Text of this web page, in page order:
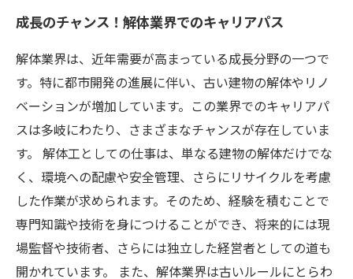
成長のチャンス！解体業界でのキャリアパス
解体業界は、近年需要が高まっている成長分野の一つで
す。特に都市開発の進展に伴い、古い建物の解体やリノ
ベーションが増加しています。この業界でのキャリアパ
スは多岐にわたり、さまざまなチャンスが存在していま
す。 解体工としての仕事は、単なる建物の解体だけでな
く、環境への配慮や安全管理、さらにリサイクルを考慮
した作業が求められます。そのため、経験を積むことで
専門知識や技術を身につけることができ、将来的には現
場監督や技術者、さらには独立した経営者としての道も
開かれています。 また、解体業界は古いルールにとらわ